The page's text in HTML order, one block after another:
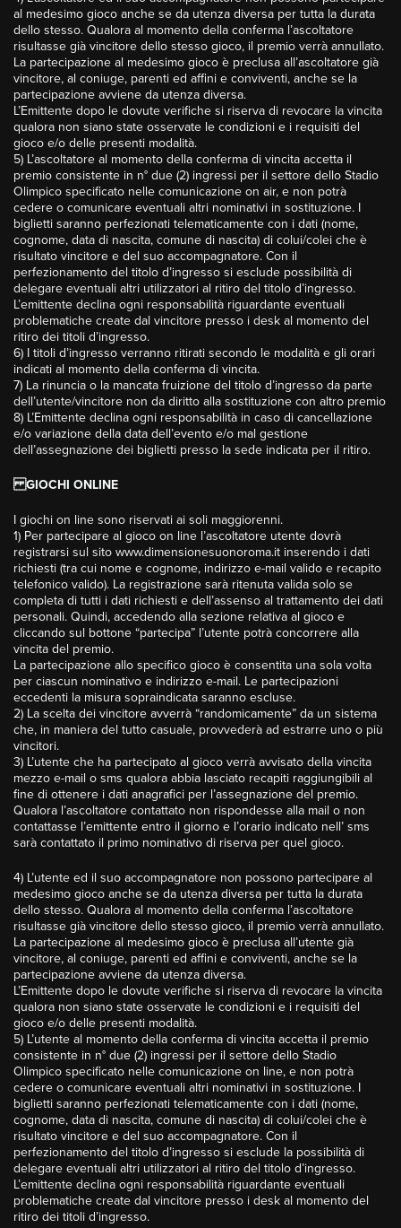
al medesimo gioco anche se da utenza diversa per tutta la durata
dello stesso. Qualora al momento della conferma l’ascoltatore
risultasse già vincitore dello stesso gioco, il premio verrà annullato.
La partecipazione al medesimo gioco è preclusa all’ascoltatore già
vincitore, al coniuge, parenti ed affini e conviventi, anche se la
partecipazione avviene da utenza diversa.
L’Emittente dopo le dovute verifiche si riserva di revocare la vincita
qualora non siano state osservate le condizioni e i requisiti del
gioco e/o delle presenti modalità.
5) L’ascoltatore al momento della conferma di vincita accetta il
premio consistente in n° due (2) ingressi per il settore dello Stadio
Olimpico specificato nelle comunicazione on air, e non potrà
cedere o comunicare eventuali altri nominativi in sostituzione. I
biglietti saranno perfezionati telematicamente con i dati (nome,
cognome, data di nascita, comune di nascita) di colui/colei che è
risultato vincitore e del suo accompagnatore. Con il
perfezionamento del titolo d’ingresso si esclude possibilità di
delegare eventuali altri utilizzatori al ritiro del titolo d’ingresso.
L’emittente declina ogni responsabilità riguardante eventuali
problematiche create dal vincitore presso i desk al momento del
ritiro dei titoli d’ingresso.
6) I titoli d’ingresso verranno ritirati secondo le modalità e gli orari
indicati al momento della conferma di vincita.
7) La rinuncia o la mancata fruizione del titolo d’ingresso da parte
dell’utente/vincitore non da diritto alla sostituzione con altro premio
8) L’Emittente declina ogni responsabilità in caso di cancellazione
e/o variazione della data dell’evento e/o mal gestione
dell’assegnazione dei biglietti presso la sede indicata per il ritiro.
GIOCHI ONLINE
I giochi on line sono riservati ai soli maggiorenni.
1) Per partecipare al gioco on line l’ascoltatore utente dovrà
registrarsi sul sito www.dimensionesuonoroma.it inserendo i dati
richiesti (tra cui nome e cognome, indirizzo e-mail valido e recapito
telefonico valido). La registrazione sarà ritenuta valida solo se
completa di tutti i dati richiesti e dell’assenso al trattamento dei dati
personali. Quindi, accedendo alla sezione relativa al gioco e
cliccando sul bottone “partecipa” l’utente potrà concorrere alla
vincita del premio.
La partecipazione allo specifico gioco è consentita una sola volta
per ciascun nominativo e indirizzo e-mail. Le partecipazioni
eccedenti la misura sopraindicata saranno escluse.
2) La scelta dei vincitore avverrà “randomicamente” da un sistema
che, in maniera del tutto casuale, provvederà ad estrarre uno o più
vincitori.
3) L’utente che ha partecipato al gioco verrà avvisato della vincita
mezzo e-mail o sms qualora abbia lasciato recapiti raggiungibili al
fine di ottenere i dati anagrafici per l’assegnazione del premio.
Qualora l’ascoltatore contattato non rispondesse alla mail o non
contattasse l’emittente entro il giorno e l’orario indicato nell’ sms
sarà contattato il primo nominativo di riserva per quel gioco.
4) L’utente ed il suo accompagnatore non possono partecipare al
medesimo gioco anche se da utenza diversa per tutta la durata
dello stesso. Qualora al momento della conferma l’ascoltatore
risultasse già vincitore dello stesso gioco, il premio verrà annullato.
La partecipazione al medesimo gioco è preclusa all’utente già
vincitore, al coniuge, parenti ed affini e conviventi, anche se la
partecipazione avviene da utenza diversa.
L’Emittente dopo le dovute verifiche si riserva di revocare la vincita
qualora non siano state osservate le condizioni e i requisiti del
gioco e/o delle presenti modalità.
5) L’utente al momento della conferma di vincita accetta il premio
consistente in n° due (2) ingressi per il settore dello Stadio
Olimpico specificato nelle comunicazione on line, e non potrà
cedere o comunicare eventuali altri nominativi in sostituzione. I
biglietti saranno perfezionati telematicamente con i dati (nome,
cognome, data di nascita, comune di nascita) di colui/colei che è
risultato vincitore e del suo accompagnatore. Con il
perfezionamento del titolo d’ingresso si esclude la possibilità di
delegare eventuali altri utilizzatori al ritiro del titolo d’ingresso.
L’emittente declina ogni responsabilità riguardante eventuali
problematiche create dal vincitore presso i desk al momento del
ritiro dei titoli d’ingresso.